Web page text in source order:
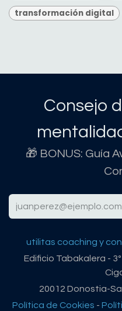
transformación digital
Consejo
🎁 BONUS: Guía
utilitas coaching y
Edificio Tabakalera -
20012 Donostia-
Política de Cookies -